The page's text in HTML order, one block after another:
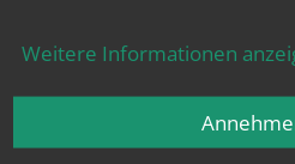
Weitere Informationen